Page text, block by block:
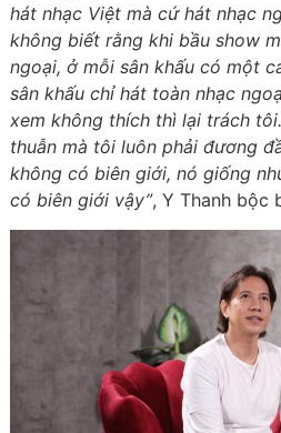
hát nhạc Việt mà cứ hát nhạc
không biết rằng khi bầu show
ngoại, ở mỗi sân khấu có một
sân khấu chỉ hát toàn nhạc
xem không thích thì lại trách
thuẫn mà tôi luôn phải đương
không có biên giới, nó giống
có biên giới vậy”, Y Thanh bộc